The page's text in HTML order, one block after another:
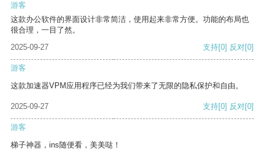
游客
这款办公软件的界面设计非常简洁，使用起来非常方便。功能的布局也
很合理，一目了然。
2025-09-27
支持[0] 反对[0]
游客
这款加速器VPM应用程序已经为我们带来了无限的隐私保护和自由。
2025-09-27 支持[0] 反对[0]
游客
梯子神器，ins随便看，美美哒！